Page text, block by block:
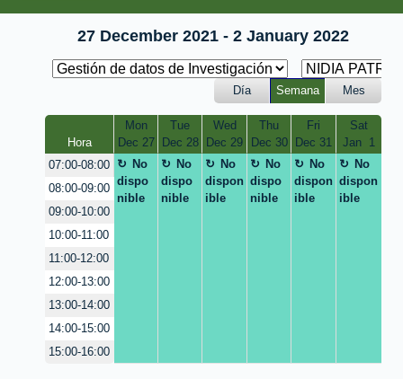
27 December 2021 - 2 January 2022
Día Semana Mes
Hora
Mon
Dec 27
Tue
Dec 28
Wed
Dec 29
Thu
Dec 30
Fri
Dec 31
Sat
Jan  1
07:00-08:00
No
dispo
nible
No
dispo
nible
No
dispon
ible
No
dispo
nible
No
dispon
ible
No
dispon
ible
08:00-09:00
09:00-10:00
10:00-11:00
11:00-12:00
12:00-13:00
13:00-14:00
14:00-15:00
15:00-16:00